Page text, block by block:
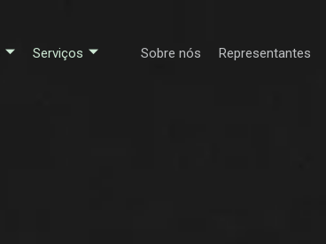
Serviços Sobre nós Representantes